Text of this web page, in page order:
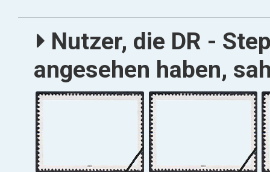
Nutzer, die DR -
angesehen haben,